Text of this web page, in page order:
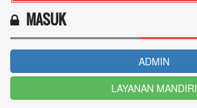
MASUK
ADMIN
LAYANAN MANDIRI